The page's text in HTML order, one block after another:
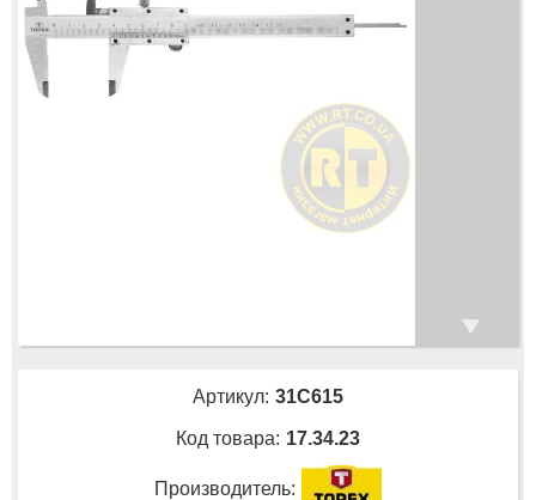
Артикул: 31C615
Код товара: 17.34.23
Производитель: